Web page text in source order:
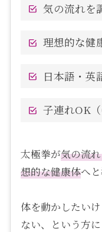
気の流れを
理想的な健
日本語・英
子連れOK（
太極拳が気の流
想的な健康体へと
体を動かしたい
ない、という方